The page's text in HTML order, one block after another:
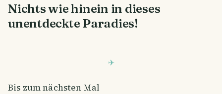
Nichts wie hinein in dieses
unentdeckte Paradies!
Bis zum nächsten Mal